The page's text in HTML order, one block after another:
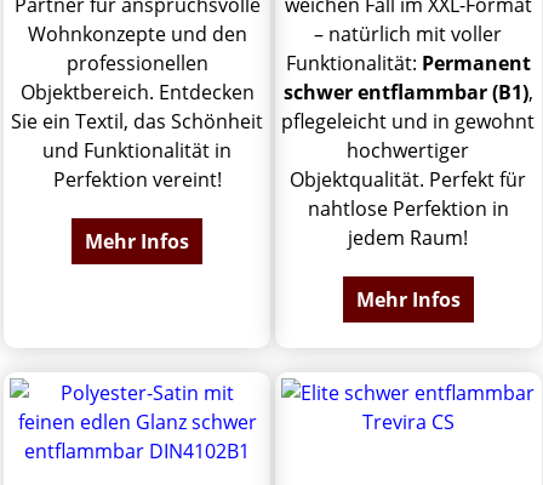
Wohnkonzepte und den
professionellen
Objektbereich. Entdecken
Sie ein Textil, das Schönheit
und Funktionalität in
Perfektion vereint!
Mehr Infos
– natürlich mit voller
Funktionalität: Permanent
schwer entflammbar (B1),
pflegeleicht und in gewohnt
hochwertiger
Objektqualität. Perfekt für
nahtlose Perfektion in
jedem Raum!
Mehr Infos